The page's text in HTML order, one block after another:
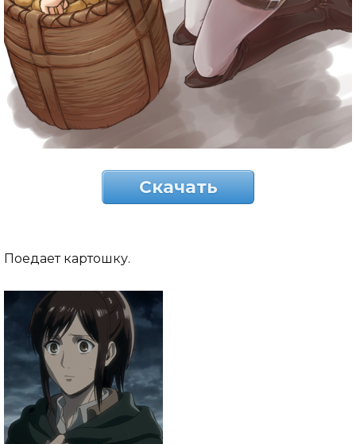
Скачать
Поедает картошку.